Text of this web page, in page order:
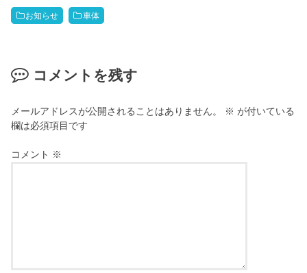
お知らせ 車体
コメントを残す
メールアドレスが公開されることはありません。 ※ が付いている
欄は必須項目です
コメント ※